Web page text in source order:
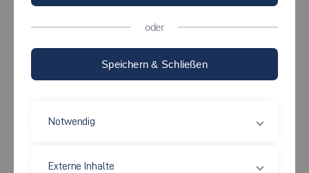
oder
Speichern & Schließen
Notwendig
Externe Inhalte